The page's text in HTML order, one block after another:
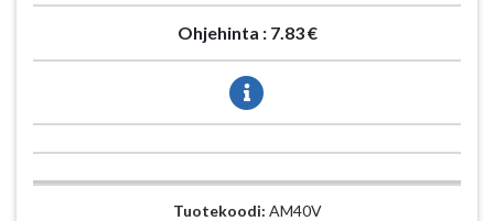
Ohjehinta : 7.83 €
Tuotekoodi: AM40V